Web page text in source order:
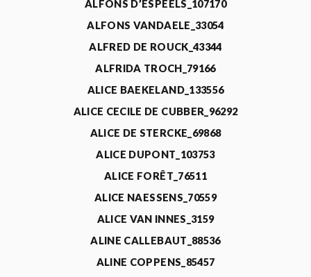
ALFONS D’ESPEELS_107170
ALFONS VANDAELE_33054
ALFRED DE ROUCK_43344
ALFRIDA TROCH_79166
ALICE BAEKELAND_133556
ALICE CECILE DE CUBBER_96292
ALICE DE STERCKE_69868
ALICE DUPONT_103753
ALICE FORÊT_76511
ALICE NAESSENS_70559
ALICE VAN INNES_3159
ALINE CALLEBAUT_88536
ALINE COPPENS_85457